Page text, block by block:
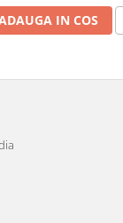
IN COS